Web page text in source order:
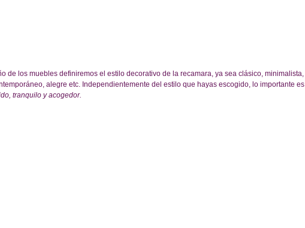
de los muebles definiremos el estilo decorativo de la recamara, ya sea clásico, minimalista,
alegre etc. Independientemente del estilo que hayas escogido, lo importante es
tranquilo y acogedor.